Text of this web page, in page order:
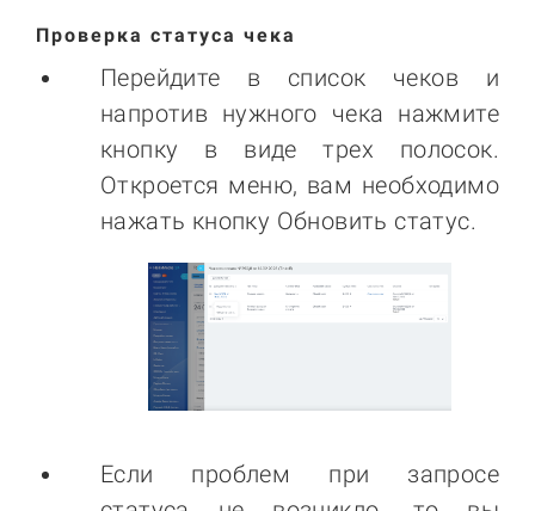
Проверка статуса чека
Перейдите в список чеков и
напротив нужного чека нажмите
кнопку в виде трех полосок.
Откроется меню, вам необходимо
нажать кнопку Обновить статус.
Если проблем при запросе